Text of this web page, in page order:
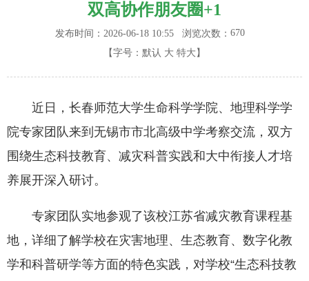
双高协作朋友圈+1
发布时间：2026-06-18 10:55 浏览次数： 670
【字号： 默认 大 特大 】
近日，长春师范大学生命科学学院、地理科学学
院专家团队来到无锡市市北高级中学考察交流，双方
围绕生态科技教育、减灾科普实践和大中衔接人才培
养展开深入研讨。
专家团队实地参观了该校江苏省减灾教育课程基
地，详细了解学校在灾害地理、生态教育、数字化教
学和科普研学等方面的特色实践，对学校“生态科技教